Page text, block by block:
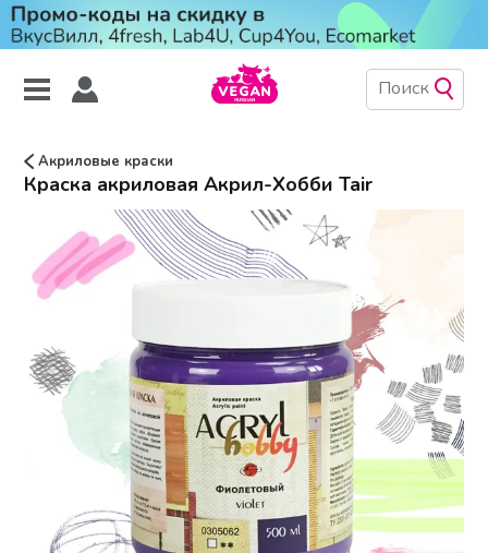
Акриловые краски
Краска акриловая Акрил-Хобби Tair